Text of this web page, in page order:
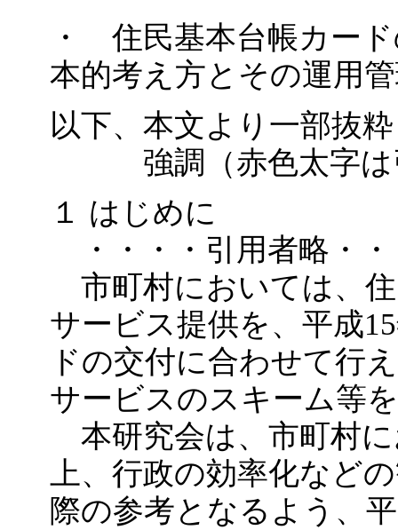
・ 住民基本台帳カー
本的考え方とその運用
以下、本文より一部抜粋
強調（赤色太字は
１ はじめに
・・・・引用者略・・
市町村においては、
サービス提供を、平成
ドの交付に合わせて行
サービスのスキーム等
本研究会は、市町村
上、行政の効率化など
際の参考となるよう、